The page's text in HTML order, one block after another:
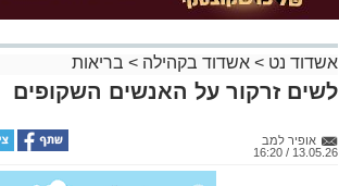
אשדוד נט > אשדוד בקהילה > בריאות
לשים זרקור על האנשים השקופים
אופיר למב
13.05.26 / 16:20